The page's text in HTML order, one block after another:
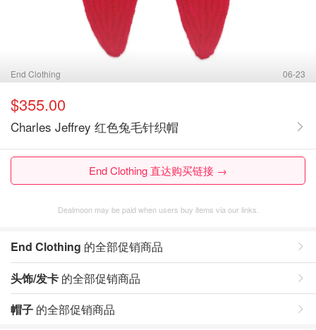
End Clothing 06-23
$355.00
Charles Jeffrey 红色兔毛针织帽
End Clothing 直达购买链接 →
Dealmoon may be paid when users buy items via our links.
End Clothing 的全部促销商品
头饰/发卡 的全部促销商品
帽子 的全部促销商品